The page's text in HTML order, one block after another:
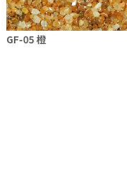
GF-05 橙